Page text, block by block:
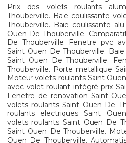
Prix des volets roulants
Thouberville. Baie coulissante
Thouberville. Baie coulissante
Ouen De Thouberville.
De Thouberville. Fenetre pvc
Saint Ouen De Thouberville.
Saint Ouen De Thouberville.
Thouberville. Porte metallique
Moteur volets roulants Saint
avec volet roulant intégré prix
Fenetre de renovation Saint
volets roulants Saint Ouen De
roulants electriques Saint
volets roulants Saint Ouen De
Saint Ouen De Thouberville.
Ouen De Thouberville.